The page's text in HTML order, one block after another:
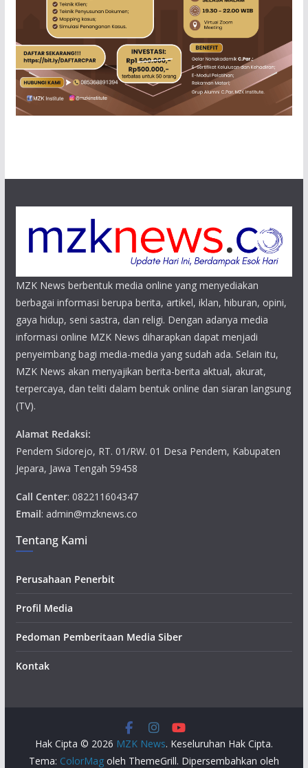
MZK News berbentuk media online yang menyediakan
berbagai informasi berupa berita, artikel, iklan, hiburan, opini,
gaya hidup, seni sastra, dan religi. Dengan adanya media
informasi online MZK News diharapkan dapat menjadi
penyeimbang bagi media-media yang sudah ada. Selain itu,
MZK News akan menyajikan berita-berita aktual, akurat,
terpercaya, dan teliti dalam bentuk online dan siaran langsung
(TV).
Alamat Redaksi:
Pendem Sidorejo, RT. 01/RW. 01 Desa Pendem, Kabupaten
Jepara, Jawa Tengah 59458
Call Center: 082211604347
Email: admin@mzknews.co
Tentang Kami
Perusahaan Penerbit
Profil Media
Pedoman Pemberitaan Media Siber
Kontak
Hak Cipta © 2026 MZK News. Keseluruhan Hak Cipta.
Tema: ColorMagoleh ThemeGrill. Dipersembahkan oleh